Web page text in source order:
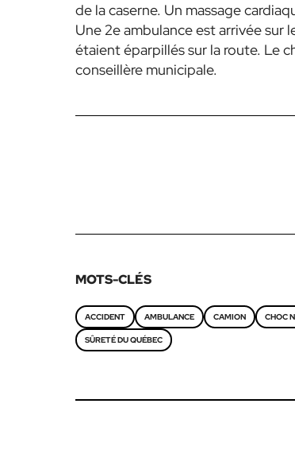
de la caserne. Un massage
Une 2e ambulance est arrivée sur
étaient éparpillés sur la route. Le
conseillère municipale.
MOTS-CLÉS
ACCIDENT AMBULANCE CAMION CHOC
SÛRETÉ DU QUÉBEC